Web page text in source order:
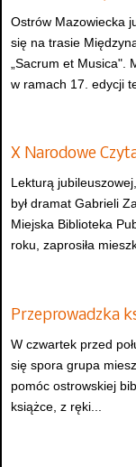
Ostrów Mazowiecka
się na trasie
„Sacrum et Musica".
w ramach 17. edycji
X Narodowe
Lekturą
był dramat Gabrieli
Miejska Biblioteka
roku, zaprosiła
Przeprowadzka
W czwartek przed
się spora grupa
pomóc ostrowskiej
książce, z ręki...